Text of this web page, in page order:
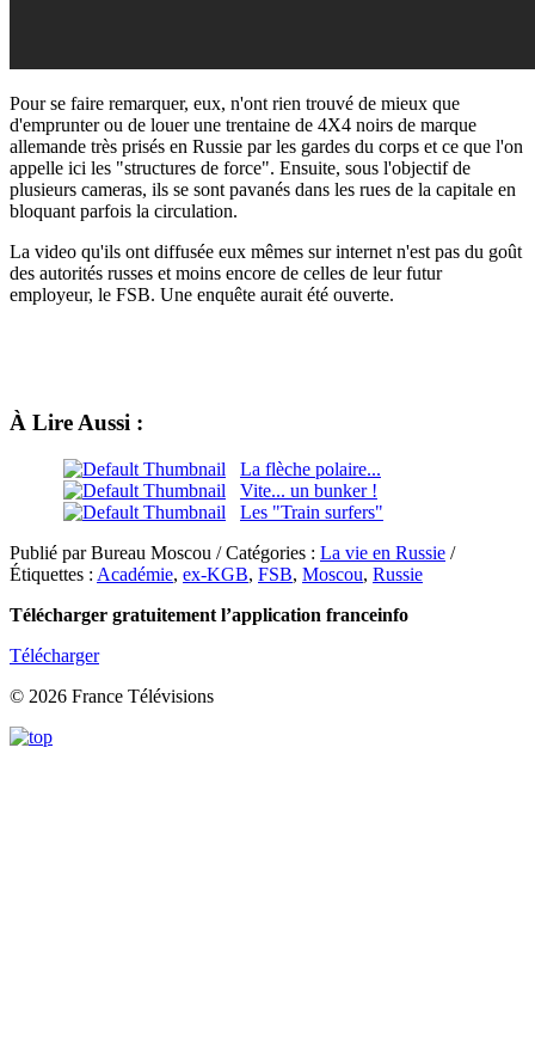
Pour se faire remarquer, eux, n'ont rien trouvé de mieux que
d'emprunter ou de louer une trentaine de 4X4 noirs de marque
allemande très prisés en Russie par les gardes du corps et ce que l'on
appelle ici les "structures de force". Ensuite, sous l'objectif de
plusieurs cameras, ils se sont pavanés dans les rues de la capitale en
bloquant parfois la circulation.
La video qu'ils ont diffusée eux mêmes sur internet n'est pas du goût
des autorités russes et moins encore de celles de leur futur
employeur, le FSB. Une enquête aurait été ouverte.
À Lire Aussi :
La flèche polaire...
Vite... un bunker !
Les "Train surfers"
Publié par Bureau Moscou / Catégories : La vie en Russie /
Étiquettes : Académie, ex-KGB, FSB, Moscou, Russie
Télécharger gratuitement l’application franceinfo
Télécharger
© 2026 France Télévisions